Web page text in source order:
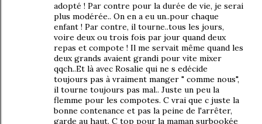
adopté ! Par contre pour la durée de vie, je serai
plus modérée.. On en a eu un..pour chaque
enfant ! Par contre, il tourne..tous les jours,
voire deux ou trois fois par jour quand deux
repas et compote ! Il me servait même quand les
deux grands avaient grandi pour vite mixer
qqch..Et là avec Rosalie qui ne s edécide
toujours pas à vraiment manger " comme nous",
il tourne toujours pas mal.. Juste un peu la
flemme pour les compotes. C vrai que c juste la
bonne contenance et pas la peine de l'arrêter,
garde au haut. C top pour la maman surbookée